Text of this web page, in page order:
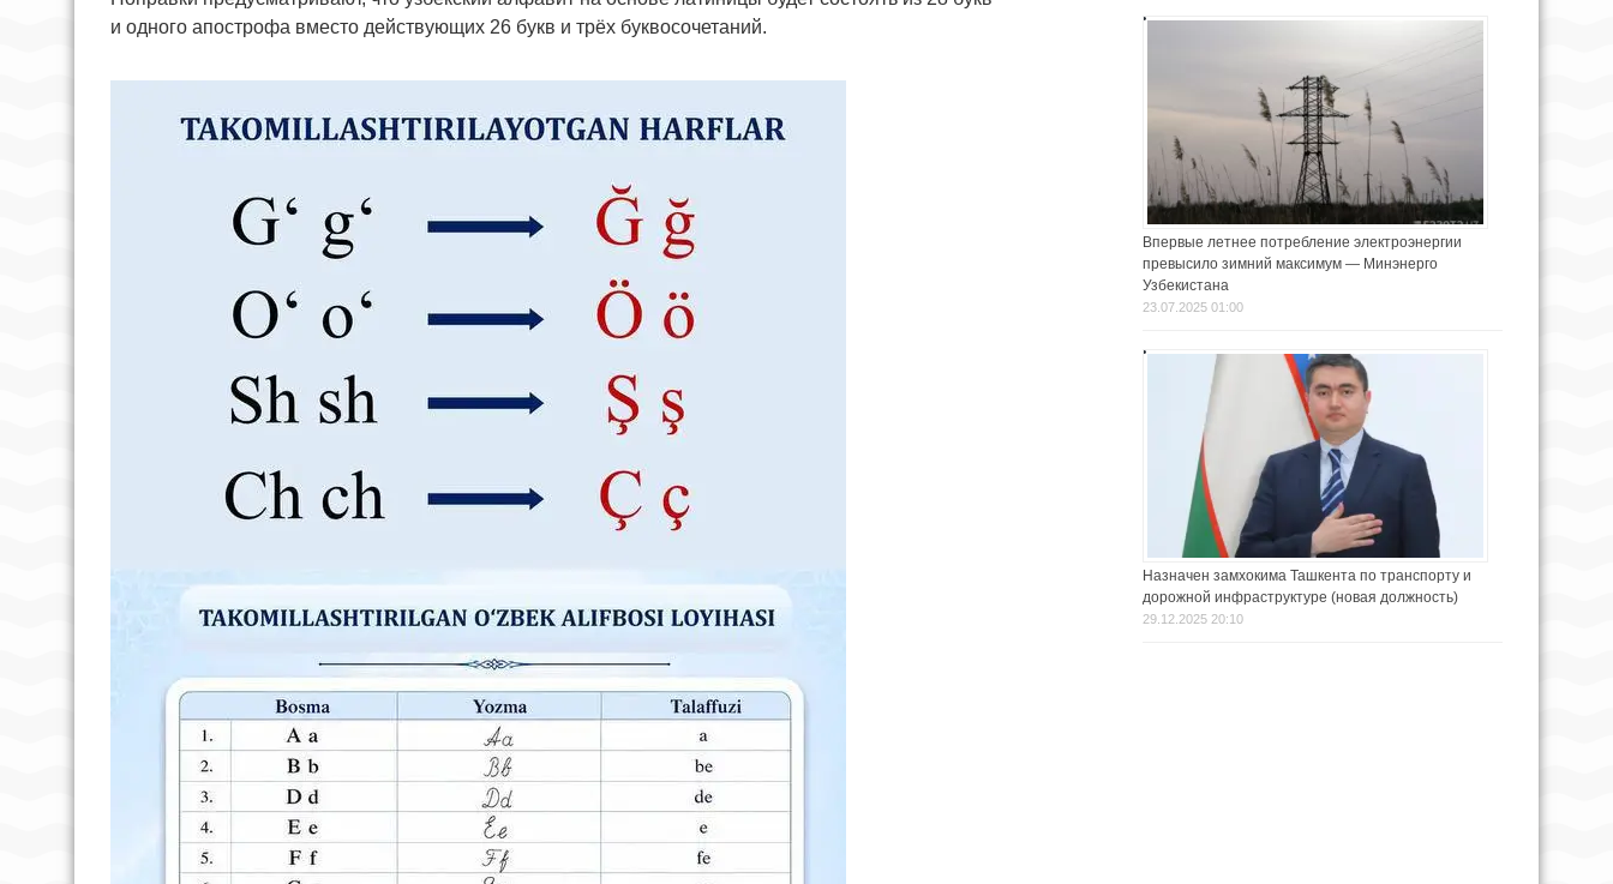
и одного апострофа вместо действующих 26 букв и трёх буквосочетаний.
Впервые летнее потребление электроэнергии
превысило зимний максимум — Минэнерго
Узбекистана
23.07.2025 01:00
Назначен замхокима Ташкента по транспорту и
дорожной инфраструктуре (новая должность)
29.12.2025 20:10